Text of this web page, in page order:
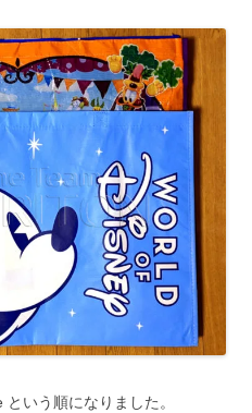
いう順になりました。